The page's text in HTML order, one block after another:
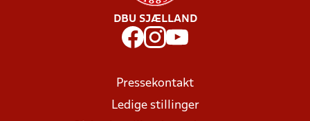
DBU SJÆLLAND
Pressekontakt
Ledige stillinger